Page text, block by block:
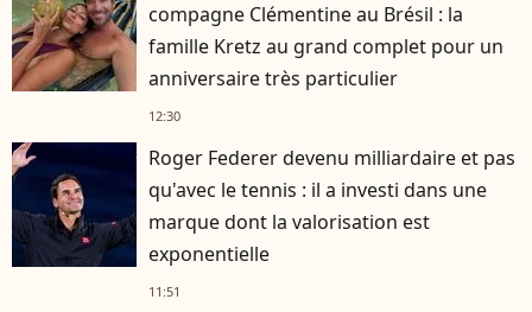
compagne Clémentine au Brésil : la
famille Kretz au grand complet pour un
anniversaire très particulier
12:30
Roger Federer devenu milliardaire et pas
qu'avec le tennis : il a investi dans une
marque dont la valorisation est
exponentielle
11:51